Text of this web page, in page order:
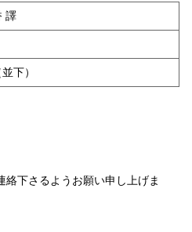
譯
下）
絡下さるようお願い申し上げま